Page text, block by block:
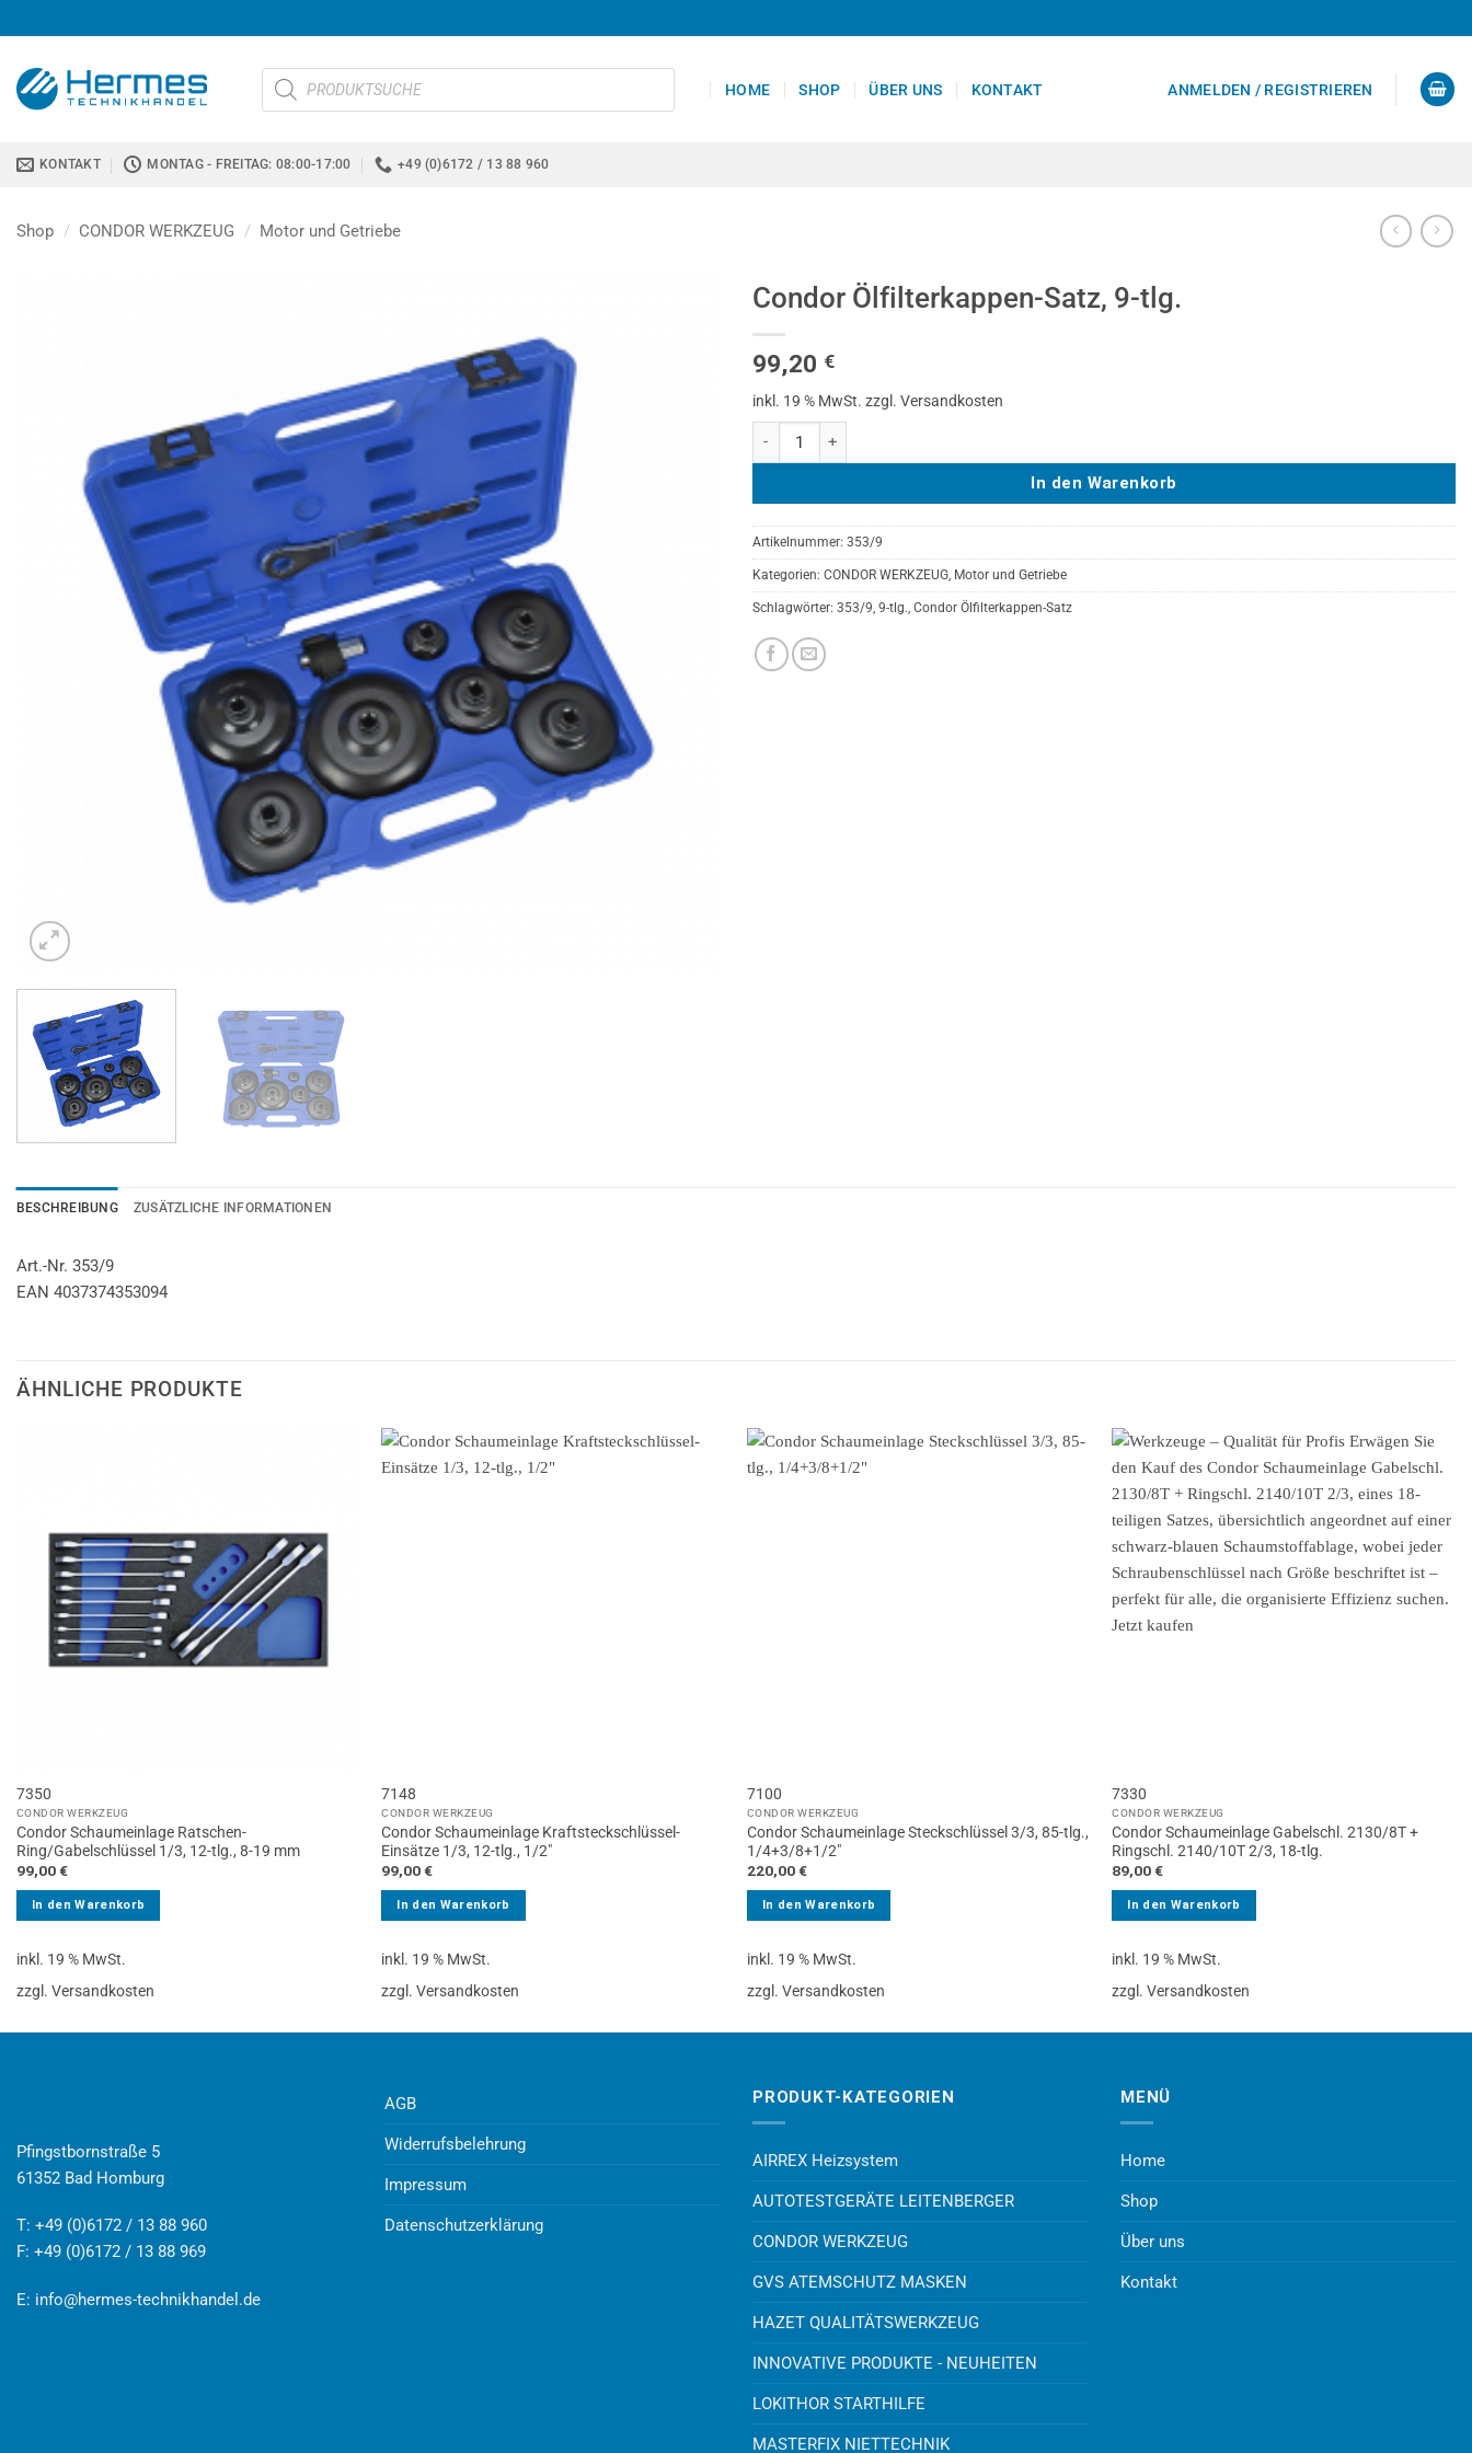
Inhalt
springen
Products
search
HOME SHOP ÜBER UNS KONTAKT ANMELDEN / REGISTRIEREN
KONTAKT MONTAG - FREITAG: 08:00-17:00 +49 (0)6172 / 13 88 960
Shop / CONDOR WERKZEUG / Motor und Getriebe
Condor Ölfilterkappen-Satz, 9-tlg.
99,20 €
inkl. 19 % MwSt. zzgl. Versandkosten
In den Warenkorb
Artikelnummer: 353/9
Kategorien: CONDOR WERKZEUG Motor und Getriebe
Schlagwörter: 353/9 9-tlg. Condor Ölfilterkappen-Satz
BESCHREIBUNG ZUSÄTZLICHE INFORMATIONEN
Art.-Nr. 353/9
EAN 4037374353094
ÄHNLICHE PRODUKTE
7350
CONDOR WERKZEUG
Condor Schaumeinlage Ratschen-
Ring/Gabelschlüssel 1/3, 12-tlg., 8-19 mm
99,00€
In den Warenkorb
inkl. 19 % MwSt.
zzgl. Versandkosten
7148
CONDOR WERKZEUG
Condor Schaumeinlage Kraftsteckschlüssel-
Einsätze 1/3, 12-tlg., 1/2″
99,00€
In den Warenkorb
inkl. 19 % MwSt.
zzgl. Versandkosten
7100
CONDOR WERKZEUG
Condor Schaumeinlage Steckschlüssel 3/3, 85-tlg.,
1/4+3/8+1/2″
220,00€
In den Warenkorb
inkl. 19 % MwSt.
zzgl. Versandkosten
7330
CONDOR WERKZEUG
Condor Schaumeinlage Gabelschl. 2130/8T +
Ringschl. 2140/10T 2/3, 18-tlg.
89,00€
In den Warenkorb
inkl. 19 % MwSt.
zzgl. Versandkosten
Pfingstbornstraße 5
61352 Bad Homburg
T: +49 (0)6172 / 13 88 960
F: +49 (0)6172 / 13 88 969
E: info@hermes-technikhandel.de
AGB
Widerrufsbelehrung
Impressum
Datenschutzerklärung
PRODUKT-KATEGORIEN
AIRREX Heizsystem
AUTOTESTGERÄTE LEITENBERGER
CONDOR WERKZEUG
GVS ATEMSCHUTZ MASKEN
HAZET QUALITÄTSWERKZEUG
INNOVATIVE PRODUKTE - NEUHEITEN
LOKITHOR STARTHILFE
MASTERFIX NIETTECHNIK
MENÜ
Home
Shop
Über uns
Kontakt